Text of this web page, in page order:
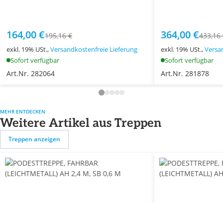
164,00 €195,16 €
exkl. 19% USt.,Versandkostenfreie Lieferung
Sofort verfügbar
Art.Nr. 282064
364,00 €433,16
exkl. 19% USt.,
Sofort verfügbar
Art.Nr. 281878
MEHR ENTDECKEN
Weitere Artikel aus Treppen
Treppen anzeigen